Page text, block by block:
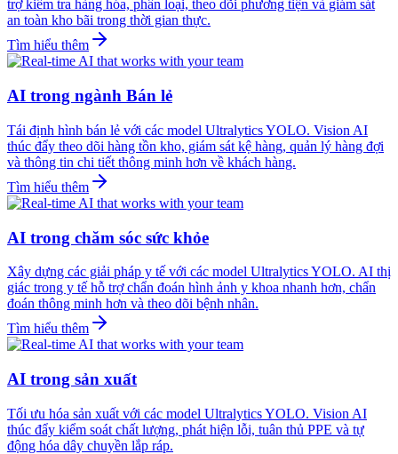
trợ kiểm tra hàng hóa, phân loại, theo dõi phương tiện và giám sát
an toàn kho bãi trong thời gian thực.
Tìm hiểu thêm
AI trong ngành Bán lẻ
Tái định hình bán lẻ với các model Ultralytics YOLO. Vision AI
thúc đẩy theo dõi hàng tồn kho, giám sát kệ hàng, quản lý hàng đợi
và thông tin chi tiết thông minh hơn về khách hàng.
Tìm hiểu thêm
AI trong chăm sóc sức khỏe
Xây dựng các giải pháp y tế với các model Ultralytics YOLO. AI thị
giác trong y tế hỗ trợ chẩn đoán hình ảnh y khoa nhanh hơn, chẩn
đoán thông minh hơn và theo dõi bệnh nhân.
Tìm hiểu thêm
AI trong sản xuất
Tối ưu hóa sản xuất với các model Ultralytics YOLO. Vision AI
thúc đẩy kiểm soát chất lượng, phát hiện lỗi, tuân thủ PPE và tự
động hóa dây chuyền lắp ráp.